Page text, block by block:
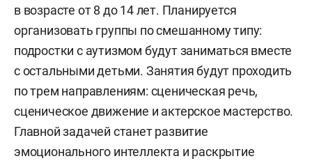
в возрасте от 8 до 14 лет. Планируется
организовать группы по смешанному типу:
подростки с аутизмом будут заниматься вместе
с остальными детьми. Занятия будут проходить
по трем направлениям: сценическая речь,
сценическое движение и актерское мастерство.
Главной задачей станет развитие
эмоционального интеллекта и раскрытие